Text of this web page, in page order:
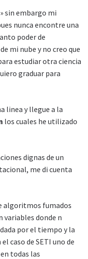
sin embargo mi
nunca encontre una
poder de
mi nube y no creo que
estudiar otra ciencia
graduar para
linea y llegue a la
los cuales he utilizado
dignas de un
me di cuenta
algoritmos fumados
variables donde n
por el tiempo y la
caso de SETI uno de
todas las